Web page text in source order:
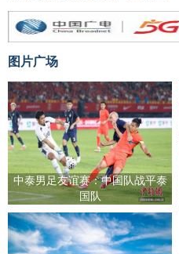
图片广场
中泰男足友谊赛：中国队战平泰
国队